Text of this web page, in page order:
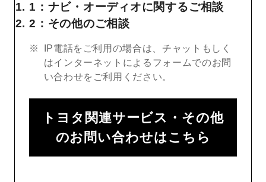
1：ナビ・オーディオに関するご相談
2：その他のご相談
IP電話をご利用の場合は、チャットもしく
はインターネットによるフォームでのお問
い合わせをご利用ください。
トヨタ関連サービス・その他
のお問い合わせはこちら